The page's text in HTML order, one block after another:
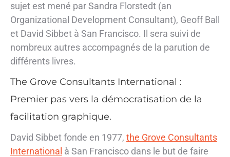
sujet est mené par Sandra Florstedt (an
Organizational Development Consultant), Geoff Ball
et David Sibbet à San Francisco. Il sera suivi de
nombreux autres accompagnés de la parution de
différents livres.
The Grove Consultants International :
Premier pas vers la démocratisation de la
facilitation graphique.
David Sibbet fonde en 1977, the Grove Consultants
International à San Francisco dans le but de faire